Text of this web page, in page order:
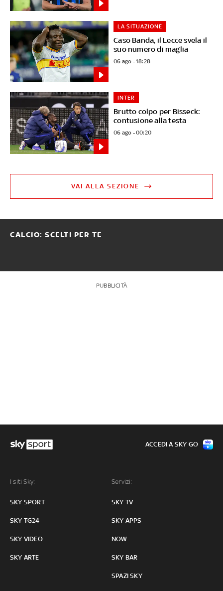
Caso Banda, il Lecce svela il
suo numero di maglia
LA SITUAZIONE
06 ago - 18:28
Brutto colpo per Bisseck:
contusione alla testa
INTER
06 ago - 00:20
VAI ALLA SEZIONE
CALCIO: SCELTI PER TE
PUBBLICITÀ
I siti Sky:
SKY SPORT
SKY TG24
SKY VIDEO
SKY ARTE
Servizi:
SKY TV
SKY APPS
NOW
SKY BAR
SPAZI SKY
ACCEDI A SKY GO